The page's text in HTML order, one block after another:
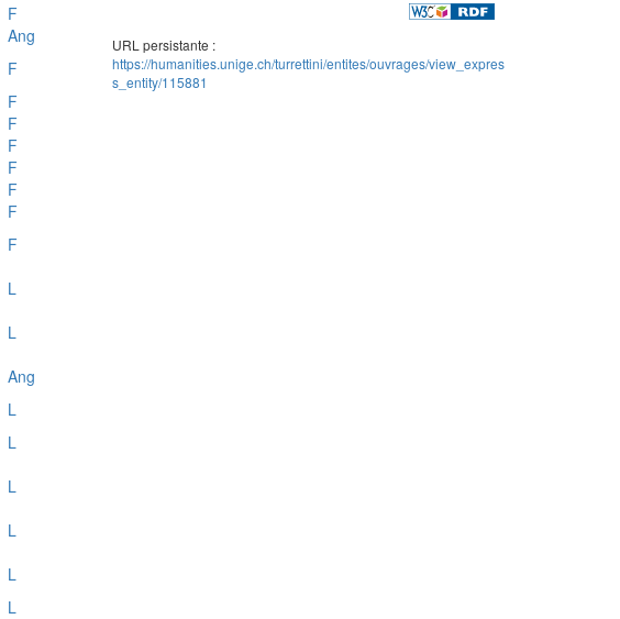
F
Ang
F
F
F
F
F
F
F
F
L
L
Ang
L
L
L
L
L
L
URL persistante :
https://humanities.unige.ch/turrettini/entites/ouvrages/view_expres
s_entity/115881